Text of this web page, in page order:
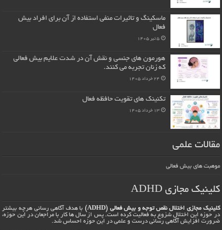
ماسکینگ و تاثیرات منفی استفاده از آن برای افراد بیش
فعال
5 تیر 1405
هورمون های جنسی و نقش آن در شدت علایم بیش فعالی
که زنان تجربه می کنند.
24 خرداد 1405
تکنینک های تقویت حافظه فعال
13 خرداد 1405
مقالات علمی
موهبت های بیش فعالی
کلینیک مجازی ADHD
کلینیک مجازی اختلال نقص توجه و بیش فعالی (ADHD)
با هدف آگاهی رسانی هرچه بیشتر
در حوزه این اختلال شزوع به فعالیت کرده است. پس از سال ها کار با مراجعان در این حوزه،
ضرورت افزایش آگاهی رسانی درست و علمی در این حوزه احساس شد.